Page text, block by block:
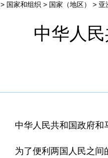
> 国家和组织 > 国家（地区） > 亚
中华人
中华人民共和国政府和马
为了便利两国人民之间的